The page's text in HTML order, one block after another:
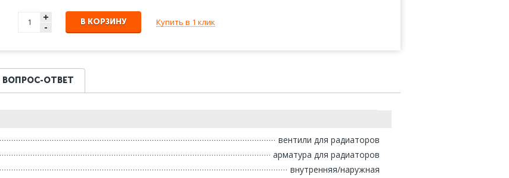
+
- В КОРЗИНУ Купить в 1 клик
ВОПРОС-ОТВЕТ
вентили для радиаторов
арматура для радиаторов
внутренняя/наружная